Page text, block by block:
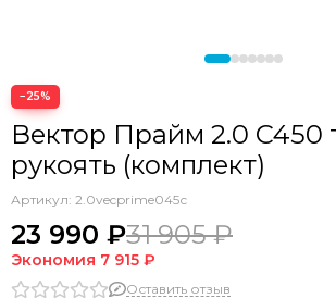
−25%
Вектор Прайм 2.0 C450
рукоять (комплект)
Артикул: 2.0vecprime045с
23 990 ₽31 905 ₽
Экономия 7 915 ₽
Оставить отзыв